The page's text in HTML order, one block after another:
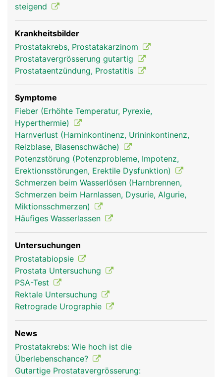
steigend
Krankheitsbilder
Prostatakrebs, Prostatakarzinom
Prostatavergrösserung gutartig
Prostataentzündung, Prostatitis
Symptome
Fieber (Erhöhte Temperatur, Pyrexie,
Hyperthermie)
Harnverlust (Harninkontinenz, Urininkontinenz,
Reizblase, Blasenschwäche)
Potenzstörung (Potenzprobleme, Impotenz,
Erektionsstörungen, Erektile Dysfunktion)
Schmerzen beim Wasserlösen (Harnbrennen,
Schmerzen beim Harnlassen, Dysurie, Algurie,
Miktionsschmerzen)
Häufiges Wasserlassen
Untersuchungen
Prostatabiopsie
Prostata Untersuchung
PSA-Test
Rektale Untersuchung
Retrograde Urographie
News
Prostatakrebs: Wie hoch ist die
Überlebenschance?
Gutartige Prostatavergrösserung: